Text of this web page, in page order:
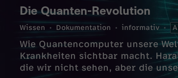
Die Quanten-Revolution
Wissen Dokumentation informativ
Wie Quantencomputer unsere
Krankheiten sichtbar macht.
die wir nicht sehen, aber die